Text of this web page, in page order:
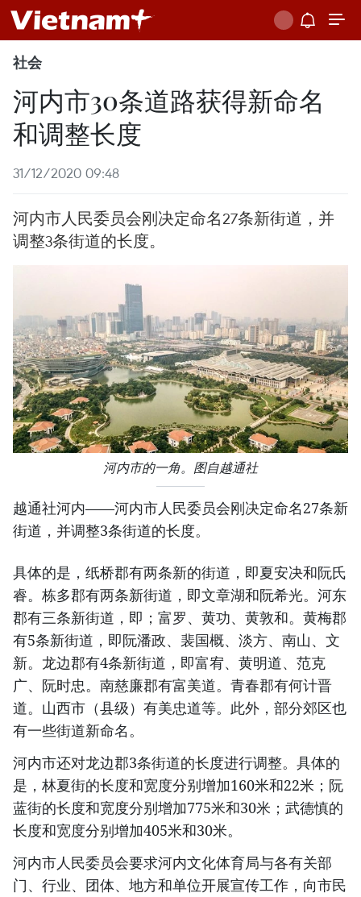
社会
河内市30条道路获得新命名
和调整长度
31/12/2020 09:48
河内市人民委员会刚决定命名27条新街道，并
调整3条街道的长度。
河内市的一角。图自越通社
越通社河内——河内市人民委员会刚决定命名27条新
街道，并调整3条街道的长度。
具体的是，纸桥郡有两条新的街道，即夏安决和阮氏
睿。栋多郡有两条新街道，即文章湖和阮希光。河东
郡有三条新街道，即；富罗、黄功、黄敦和。黄梅郡
有5条新街道，即阮潘政、裴国概、淡方、南山、文
新。龙边郡有4条新街道，即富宥、黄明道、范克
广、阮时忠。南慈廉郡有富美道。青春郡有何计晋
道。山西市（县级）有美忠道等。此外，部分郊区也
有一些街道新命名。
河内市还对龙边郡3条街道的长度进行调整。具体的
是，林夏街的长度和宽度分别增加160米和22米；阮
蓝街的长度和宽度分别增加775米和30米；武德慎的
长度和宽度分别增加405米和30米。
河内市人民委员会要求河内文化体育局与各有关部
门、行业、团体、地方和单位开展宣传工作，向市民